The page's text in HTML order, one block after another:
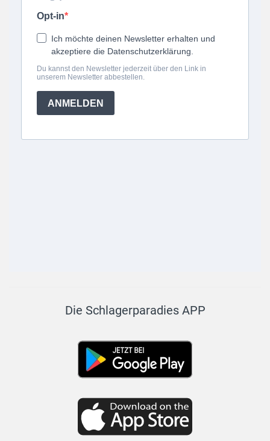
Die Schlagerparadies APP